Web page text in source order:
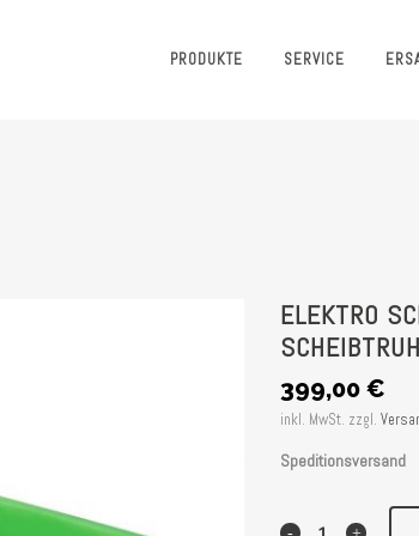
PRODUKTE SERVICE
ELEKTRO
399,00 €
inkl. MwSt. zzgl.
Speditionsversand
Elektro